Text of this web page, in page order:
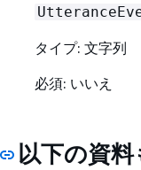
タイプ: 文字列
必須: いいえ
以下の資料